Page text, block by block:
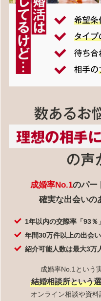
成婚率No.1のパー
確実な出会いの
1年以内の交際率「93％
年間30万件以上の出会
紹介可能人数は最大3万
成婚率No.1という
結婚相談所という
オンライン相談や資料